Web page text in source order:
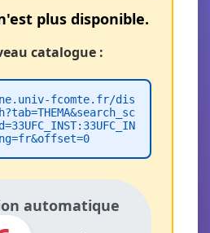
plus disponible.
catalogue :
fcomte.fr/dis
automatique